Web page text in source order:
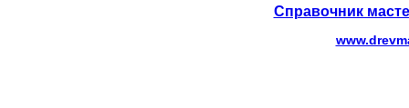
Справочник